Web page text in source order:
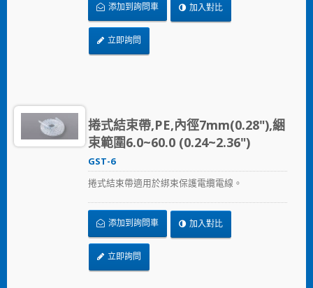
添加到詢問車 加入對比
立即詢問
捲式結束帶,PE,內徑7mm(0.28"),綑
束範圍6.0~60.0 (0.24~2.36")
GST-6
捲式結束帶適用於綁束保護電纜電線。
添加到詢問車 加入對比
立即詢問